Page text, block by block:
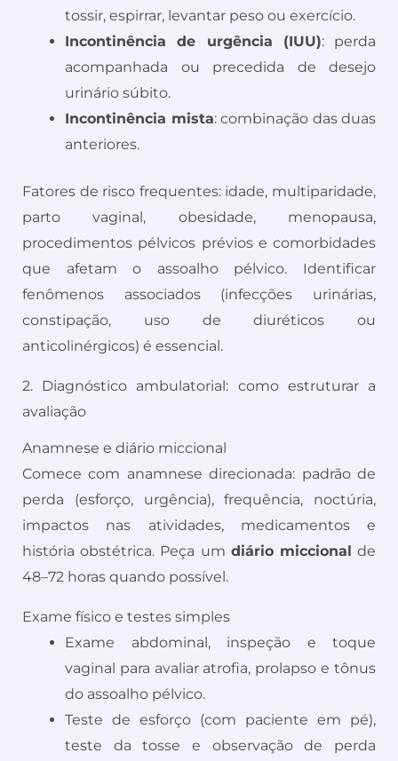
tossir, espirrar, levantar peso ou exercício.
Incontinência de urgência (IUU): perda
acompanhada ou precedida de desejo
urinário súbito.
Incontinência mista: combinação das duas
anteriores.
Fatores de risco frequentes: idade, multiparidade,
parto vaginal, obesidade, menopausa,
procedimentos pélvicos prévios e comorbidades
que afetam o assoalho pélvico. Identificar
fenômenos associados (infecções urinárias,
constipação, uso de diuréticos ou
anticolinérgicos) é essencial.
2. Diagnóstico ambulatorial: como estruturar a
avaliação
Anamnese e diário miccional
Comece com anamnese direcionada: padrão de
perda (esforço, urgência), frequência, noctúria,
impactos nas atividades, medicamentos e
história obstétrica. Peça um diário miccional de
48–72 horas quando possível.
Exame físico e testes simples
Exame abdominal, inspeção e toque
vaginal para avaliar atrofia, prolapso e tônus
do assoalho pélvico.
Teste de esforço (com paciente em pé),
teste da tosse e observação de perda